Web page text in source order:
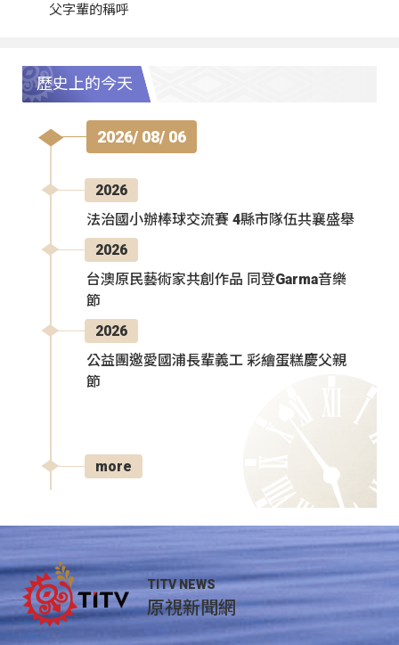
父字輩的稱呼
歷史上的今天
2026/ 08/ 06
2026
法治國小辦棒球交流賽 4縣市隊伍共襄盛舉
2026
台澳原民藝術家共創作品 同登Garma音樂
節
2026
公益團邀愛國浦長輩義工 彩繪蛋糕慶父親
節
more
TITV NEWS
原視新聞網